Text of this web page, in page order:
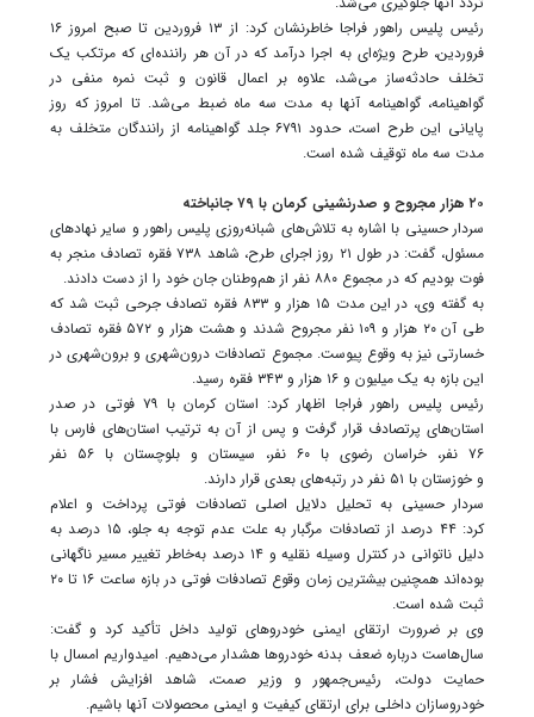
رئیس پلیس راهور فراجا خاطرنشان کرد: از ۱۳ فروردین تا صبح امروز ۱۶
فروردین، طرح ویژه‌ای به اجرا درآمد که در آن هر راننده‌ای که مرتکب یک
تخلف حادثه‌ساز می‌شد، علاوه بر اعمال قانون و ثبت نمره منفی در
گواهینامه، گواهینامه آنها به مدت سه ماه ضبط می‌شد. تا امروز که روز
پایانی این طرح است، حدود ۶۷۹۱ جلد گواهینامه از رانندگان متخلف به
مدت سه ماه توقیف شده است.
۲۰ هزار مجروح و صدرنشینی کرمان با ۷۹ جانباخته
سردار حسینی با اشاره به تلاش‌های شبانه‌روزی پلیس راهور و سایر نهادهای
مسئول، گفت: در طول ۲۱ روز اجرای طرح، شاهد ۷۳۸ فقره تصادف منجر به
فوت بودیم که در مجموع ۸۸۰ نفر از هم‌وطنان جان خود را از دست دادند.
به گفته وی، در این مدت ۱۵ هزار و ۸۳۳ فقره تصادف جرحی ثبت شد که
طی آن ۲۰ هزار و ۱۰۹ نفر مجروح شدند و هشت هزار و ۵۷۲ فقره تصادف
خسارتی نیز به وقوع پیوست. مجموع تصادفات درون‌شهری و برون‌شهری در
این بازه به یک میلیون و ۱۶ هزار و ۳۴۳ فقره رسید.
رئیس پلیس راهور فراجا اظهار کرد: استان کرمان با ۷۹ فوتی در صدر
استان‌های پرتصادف قرار گرفت و پس از آن به ترتیب استان‌های فارس با
۷۶ نفر، خراسان رضوی با ۶۰ نفر، سیستان و بلوچستان با ۵۶ نفر
و خوزستان با ۵۱ نفر در رتبه‌های بعدی قرار دارند.
سردار حسینی به تحلیل دلایل اصلی تصادفات فوتی پرداخت و اعلام
کرد: ۴۴ درصد از تصادفات مرگبار به علت عدم توجه به جلو، ۱۵ درصد به
دلیل ناتوانی در کنترل وسیله نقلیه و ۱۴ درصد به‌خاطر تغییر مسیر ناگهانی
بوده‌اند همچنین بیشترین زمان وقوع تصادفات فوتی در بازه ساعت ۱۶ تا ۲۰
ثبت شده است.
وی بر ضرورت ارتقای ایمنی خودروهای تولید داخل تأکید کرد و گفت:
سال‌هاست درباره ضعف بدنه خودروها هشدار می‌دهیم. امیدواریم امسال با
حمایت دولت، رئیس‌جمهور و وزیر صمت، شاهد افزایش فشار بر
خودروسازان داخلی برای ارتقای کیفیت و ایمنی محصولات‌ آنها باشیم.